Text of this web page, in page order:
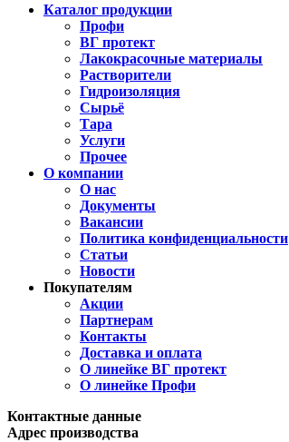
Каталог продукции
Профи
ВГ протект
Лакокрасочные материалы
Растворители
Гидроизоляция
Сырьё
Тара
Услуги
Прочее
О компании
О нас
Документы
Вакансии
Политика конфиденциальности
Статьи
Новости
Покупателям
Акции
Партнерам
Контакты
Доставка и оплата
О линейке ВГ протект
О линейке Профи
Контактные данные
Адрес производства